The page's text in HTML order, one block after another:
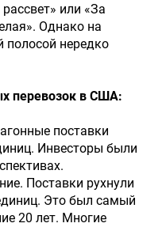
или «За
Однако на
полосой нередко
перевозок в США:
поставки
Инвесторы были
Поставки рухнули
Это был самый
20 лет. Многие